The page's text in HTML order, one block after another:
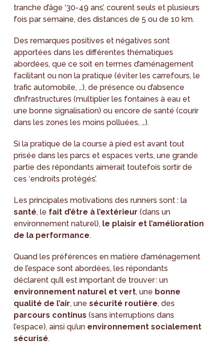
tranche d’âge ‘30-49 ans’, courent seuls et plusieurs
fois par semaine, des distances de 5 ou de 10 km.
Des remarques positives et négatives sont
apportées dans les différentes thématiques
abordées, que ce soit en termes d’aménagement
facilitant ou non la pratique (éviter les carrefours, le
trafic automobile, …), de présence ou d’absence
d’infrastructures (multiplier les fontaines à eau et
une bonne signalisation) ou encore de santé (courir
dans les zones les moins polluées, …).
Si la pratique de la course à pied est avant tout
prisée dans les parcs et espaces verts, une grande
partie des répondants aimerait toutefois sortir de
ces ‘endroits protégés’.
Les principales motivations des runners sont : la
santé, le fait d’être à l’extérieur(dans un
environnement naturel), le plaisir et l’amélioration
de la performance.
Quand les préférences en matière d’aménagement
de l’espace sont abordées, les répondants
déclarent qu’il est important de trouver : un
environnement naturel et vert, une bonne
qualité de l’air, une sécurité routière, des
parcours continus (sans interruptions dans
l’espace), ainsi qu’un environnement socialement
sécurisé.